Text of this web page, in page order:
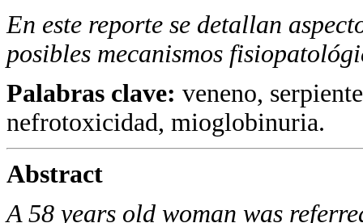
En este reporte se detallan
posibles mecanismos
Palabras clave: veneno,
nefrotoxicidad, mioglobinuria.
Abstract
A 58 years old woman was